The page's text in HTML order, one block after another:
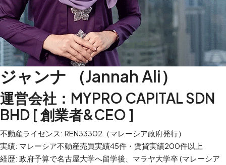
ジャンナ （Jannah Ali）
運営会社：MYPRO CAPITAL SDN
BHD [ 創業者&CEO ]
不動産ライセンス: REN33302（マレーシア政府発行）
実績: マレーシア不動産売買実績45件・賃貸実績200件以上
経歴: 政府予算で名古屋大学へ留学後、マラヤ大学卒 (マレーシア